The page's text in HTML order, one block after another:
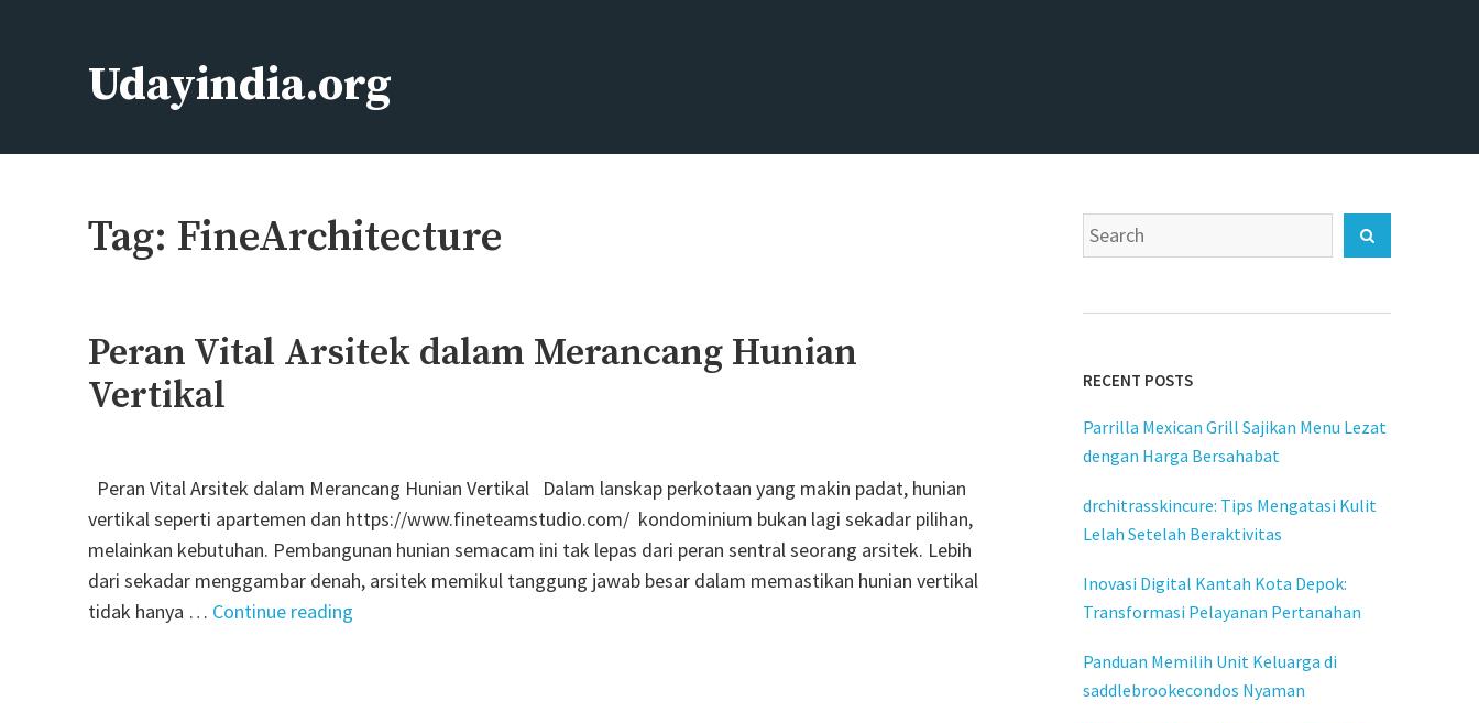
Udayindia.org
Tag: FineArchitecture
Peran Vital Arsitek dalam Merancang Hunian
Vertikal
Peran Vital Arsitek dalam Merancang Hunian Vertikal Dalam lanskap perkotaan yang makin padat, hunian
vertikal seperti apartemen dan https://www.fineteamstudio.com/ kondominium bukan lagi sekadar pilihan,
melainkan kebutuhan. Pembangunan hunian semacam ini tak lepas dari peran sentral seorang arsitek. Lebih
dari sekadar menggambar denah, arsitek memikul tanggung jawab besar dalam memastikan hunian vertikal
tidak hanya … Continue reading"Peran
Search
for:
RECENT POSTS
Parrilla Mexican Grill Sajikan Menu Lezat
dengan Harga Bersahabat
drchitrasskincure: Tips Mengatasi Kulit
Lelah Setelah Beraktivitas
Inovasi Digital Kantah Kota Depok:
Transformasi Pelayanan Pertanahan
Panduan Memilih Unit Keluarga di
saddlebrookecondos Nyaman